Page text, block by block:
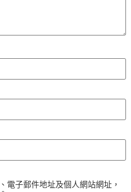
電子郵件地址及個人網站網址，